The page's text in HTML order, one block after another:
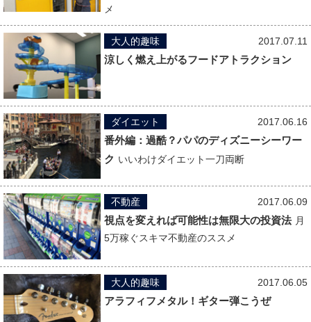
メ
2017.07.11
大人的趣味
涼しく燃え上がるフードアトラクション
2017.06.16
ダイエット
番外編：過酷？パパのディズニーシーワー
ク いいわけダイエット一刀両断
2017.06.09
不動産
視点を変えれば可能性は無限大の投資法 月
5万稼ぐスキマ不動産のススメ
2017.06.05
大人的趣味
アラフィフメタル！ギター弾こうぜ